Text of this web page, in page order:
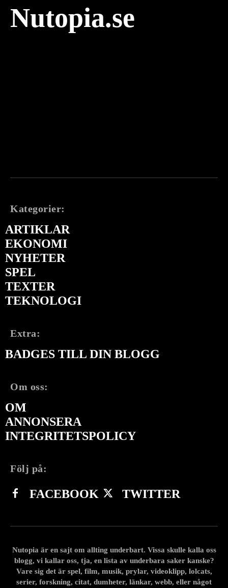
Nutopia.se
Kategorier:
ARTIKLAR
EKONOMI
NYHETER
SPEL
TEXTER
TEKNOLOGI
Extra:
BADGES TILL DIN BLOGG
Om oss:
OM
ANNONSERA
INTEGRITETSPOLICY
Följ på:
FACEBOOK TWITTER
Nutopia är en sajt om allting underbart. Vissa skulle kalla oss
blogg, vi kallar oss, tja, en lista av underbara saker kanske?
Vare sig det är spel, film, musik, prylar, videoklipp, lolcats,
serier, forskning, citat, dumheter, länkar, webb, eller något